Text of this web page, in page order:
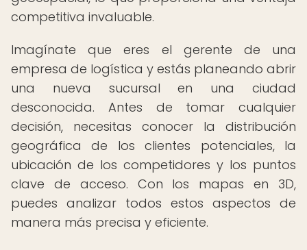
competitiva invaluable.
Imagínate que eres el gerente de una
empresa de logística y estás planeando abrir
una nueva sucursal en una ciudad
desconocida. Antes de tomar cualquier
decisión, necesitas conocer la distribución
geográfica de los clientes potenciales, la
ubicación de los competidores y los puntos
clave de acceso. Con los mapas en 3D,
puedes analizar todos estos aspectos de
manera más precisa y eficiente.